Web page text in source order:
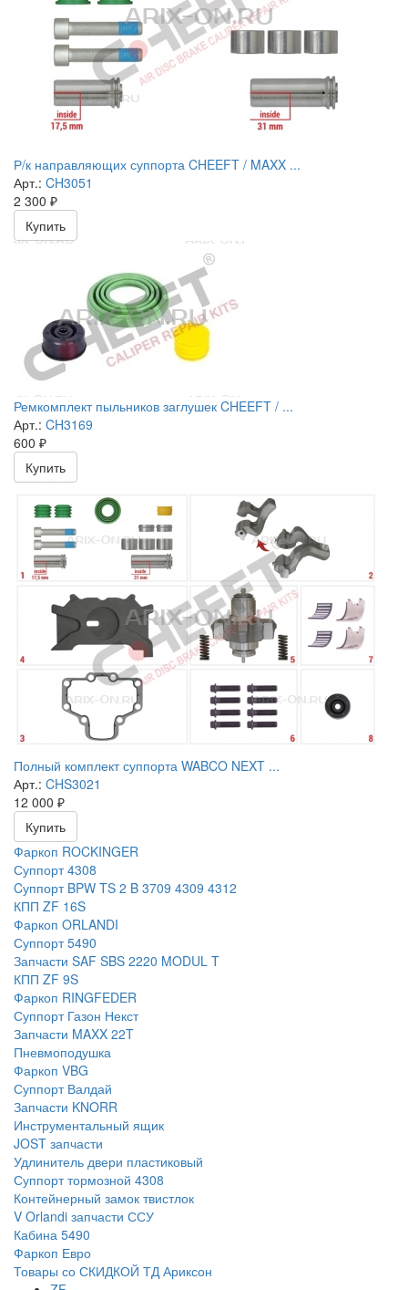
Р/к направляющих суппорта CHEEFT / MAXX ...
Арт.: CH3051
2 300 ₽
Купить
Ремкомплект пыльников заглушек CHEEFT / ...
Арт.: CH3169
600 ₽
Купить
Полный комплект суппорта WABCO NEXT ...
Арт.: CHS3021
12 000 ₽
Купить
Фаркоп ROCKINGER
Суппорт 4308
Cуппорт BPW TS 2 B 3709 4309 4312
КПП ZF 16S
Фаркоп ORLANDI
Суппорт 5490
Запчасти SAF SBS 2220 MODUL T
КПП ZF 9S
Фаркоп RINGFEDER
Суппорт Газон Некст
Запчасти MAXX 22T
Пневмоподушка
Фаркоп VBG
Суппорт Валдай
Запчасти KNORR
Инструментальный ящик
JOST запчасти
Удлинитель двери пластиковый
Суппорт тормозной 4308
Контейнерный замок твистлок
V Orlandi запчасти ССУ
Кабина 5490
Фаркоп Евро
Товары со СКИДКОЙ ТД Ариксон